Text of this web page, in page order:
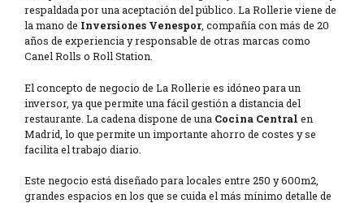
respaldada por una aceptación del público. La Rollerie viene de
la mano de Inversiones Venespor, compañía con más de 20
años de experiencia y responsable de otras marcas como
Canel Rolls o Roll Station.
El concepto de negocio de La Rollerie es idóneo para un
inversor, ya que permite una fácil gestión a distancia del
restaurante. La cadena dispone de una Cocina Central en
Madrid, lo que permite un importante ahorro de costes y se
facilita el trabajo diario.
Este negocio está diseñado para locales entre 250 y 600m2,
grandes espacios en los que se cuida el más mínimo detalle de